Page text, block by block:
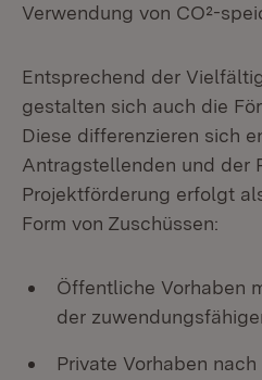
Verwendung von CO²-
Entsprechend der
gestalten sich auch die
Diese differenzieren sich
Antragstellenden und der
Projektförderung erfolgt
Form von Zuschüssen:
Öffentliche Vorhaben
der
Private Vorhaben